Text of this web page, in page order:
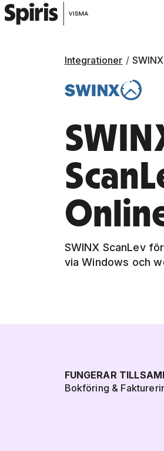
Integrationer
SWINX ScanLev
via Windows och
FUNGERAR
Bokföring &